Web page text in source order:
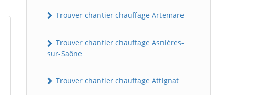
Trouver chantier chauffage Artemare
Trouver chantier chauffage Asnières-
sur-Saône
Trouver chantier chauffage Attignat